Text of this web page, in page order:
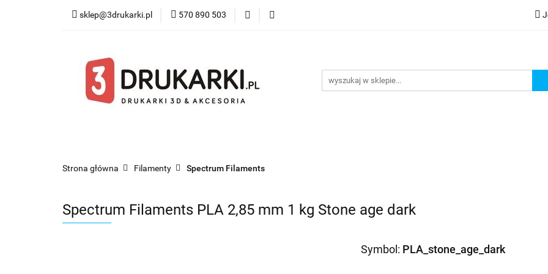
sklep@3drukarki.pl 570 890 503
Blog Bestsellery
Strona główna Filamenty Spectrum Filaments
Spectrum Filaments PLA 2,85 mm 1 kg Stone age dark
Symbol: PLA_stone_age_dark